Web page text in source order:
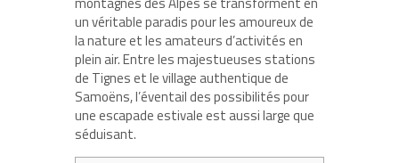
un véritable paradis pour les amoureux de
la nature et les amateurs d’activités en
plein air. Entre les majestueuses stations
de Tignes et le village authentique de
Samoëns, l’éventail des possibilités pour
une escapade estivale est aussi large que
séduisant.